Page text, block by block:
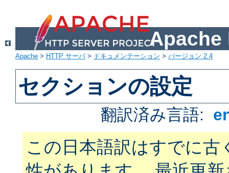
Apache
Apache > HTTP サーバ> ドキュメンテーション > バージョン 2.4
セクションの設定
翻訳済み言語:
この日本語訳はすでに古